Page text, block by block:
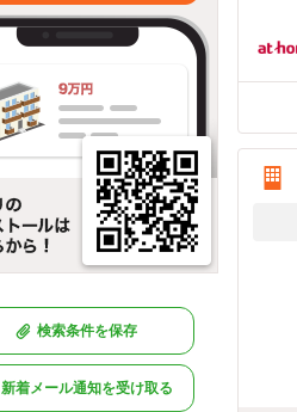
検索条件を保存
新着メール通知を受け取る